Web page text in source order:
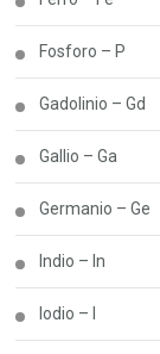
Fosforo – P
Gadolinio – Gd
Gallio – Ga
Germanio – Ge
Indio – In
Iodio – I